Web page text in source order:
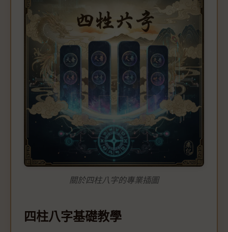
關於四柱八字的專業插圖
四柱八字基礎教學